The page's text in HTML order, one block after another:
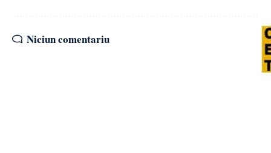
Niciun comentariu